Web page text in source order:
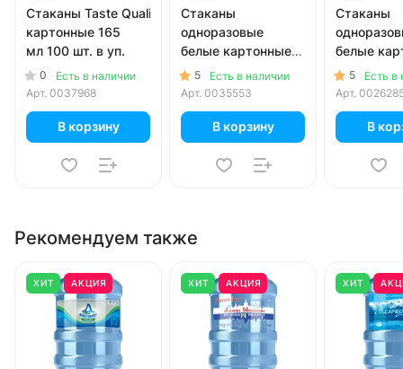
Стаканы Taste Quality
картонные 165
мл 100 шт. в уп.
0
Есть в наличии
Арт. 0037968
В корзину
Стаканы
одноразовые
белые картонные
300 мл 50 шт. в уп.
5
Есть в наличии
Арт. 0035553
В корзину
Стаканы
белые
250 мл 50
5
Есть в
Арт.
В
Рекомендуем также
ХИТ АКЦИЯ ХИТ АКЦИЯ ХИТ